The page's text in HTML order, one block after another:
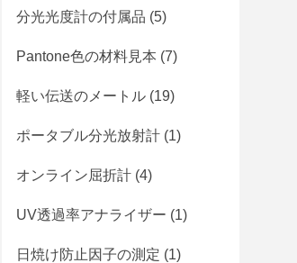
分光光度計の付属品 (5)
Pantone色の材料見本 (7)
軽い伝送のメートル (19)
ポータブル分光放射計 (1)
オンライン屈折計 (4)
UV透過率アナライザー (1)
日焼け防止因子の測定 (1)